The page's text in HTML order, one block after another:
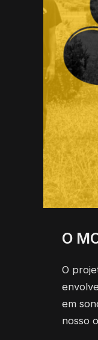
O
O
em
nosso